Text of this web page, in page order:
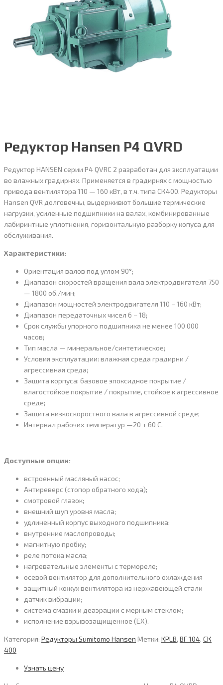
Редуктор Hansen P4 QVRD
Редуктор HANSEN серии Р4 QVRC 2 разработан для эксплуатации
во влажных градирнях. Применяется в градирнях с мощностью
привода вентилятора 110 — 160 кВт, в т.ч. типа СК400. Редукторы
Hansen QVR долговечны, выдерживют большие термические
нагрузки, усиленные подшипники на валах, комбинированные
лабиринтные уплотнения, горизонтальную разборку копуса для
обслуживания.
Характеристики:
Ориентация валов под углом 90°;
Диапазон скоростей вращения вала электродвигателя 750
— 1800 об./мин;
Диапазон мощностей электродвигателя 110 – 160 кВт;
Диапазон передаточных чисел 6 – 18;
Cрок службы упорного подшипника не менее 100 000
часов;
Тип масла — минеральное/синтетическое;
Условия эксплуатации: влажная среда градирни /
агрессивная среда;
Защита корпуса: базовое эпоксидное покрытие /
влагостойкое покрытие / покрытие, стойкое к агрессивное
среде;
Защита низкоскоростного вала в агрессивной среде;
Интервал рабочих температур —20 + 60 С.
Доступные опции:
встроенный масляный насос;
Антиреверс (стопор обратного хода);
смотровой глазок;
внешний щуп уровня масла;
удлиненный корпус выходного подшипника;
внутренние маслопроводы;
магнитную пробку;
реле потока масла;
нагревательные элементы с термореле;
осевой вентилятор для дополнительного охлаждения
защитный кожух вентилятора из нержавеющей стали
датчик вибрации;
система смазки и деаэрации с мерным стеклом;
исполнение взрывозащищенное (EX).
Категория: Редукторы Sumitomo Hansen Метки: KPLB, ВГ 104, СК
400
Узнать цену